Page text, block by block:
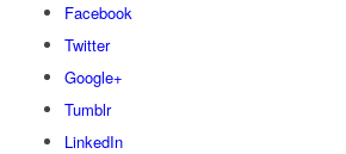
Facebook
Twitter
Google+
Tumblr
LinkedIn